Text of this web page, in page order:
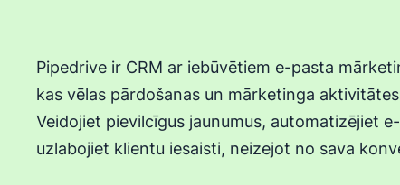
Pipedrive ir CRM ar iebūvētiem e-pasta
kas vēlas pārdošanas un mārketinga
Veidojiet pievilcīgus jaunumus, automatizējiet
uzlabojiet klientu iesaisti, neizejot no sava